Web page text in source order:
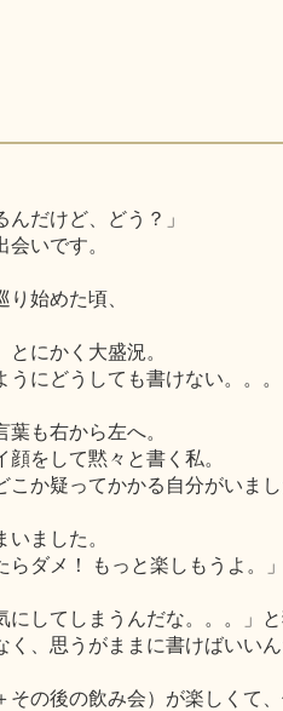
だけど、どう？」
いです。
始めた頃、
にかく大盛況。
にどうしても書けない。。。
も右から左へ。
をして黙々と書く私。
か疑ってかかる自分がいま
ました。
ダメ！ もっと楽しもうよ。」
してしまうんだな。。。」と
、思うがままに書けばいい
の後の飲み会）が楽しくて